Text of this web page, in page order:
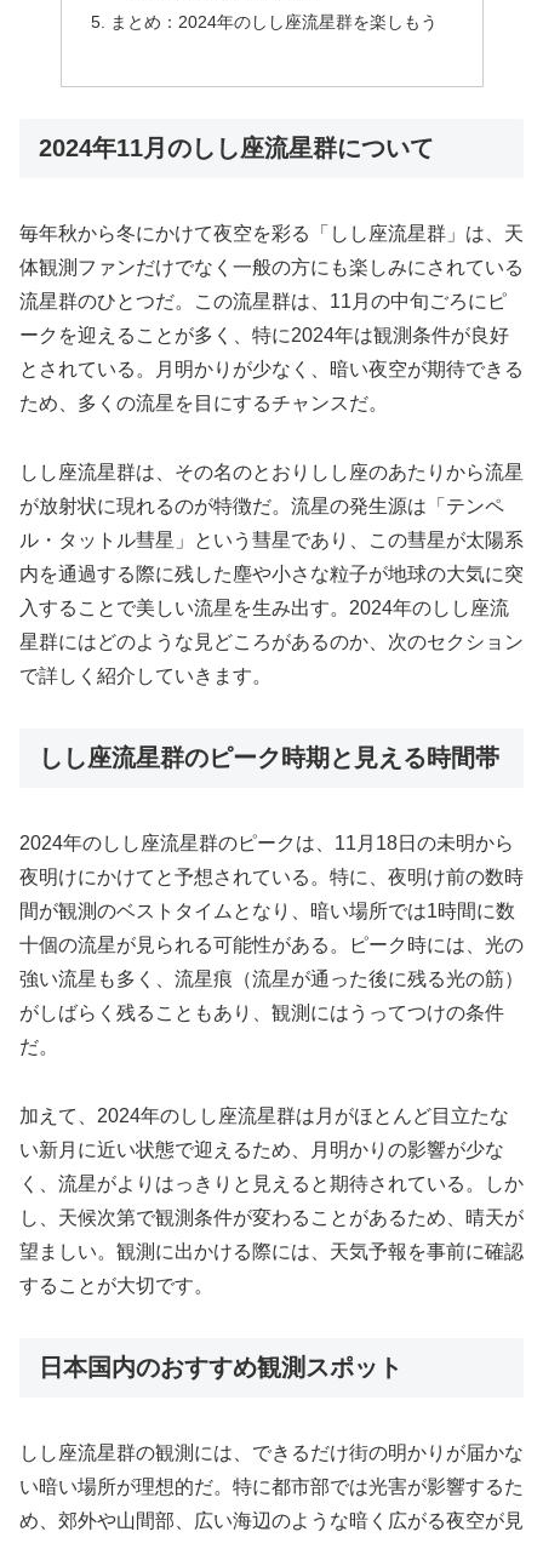
まとめ：2024年のしし座流星群を楽しもう
2024年11月のしし座流星群について
毎年秋から冬にかけて夜空を彩る「しし座流星群」は、天
体観測ファンだけでなく一般の方にも楽しみにされている
流星群のひとつだ。この流星群は、11月の中旬ごろにピ
ークを迎えることが多く、特に2024年は観測条件が良好
とされている。月明かりが少なく、暗い夜空が期待できる
ため、多くの流星を目にするチャンスだ。
しし座流星群は、その名のとおりしし座のあたりから流星
が放射状に現れるのが特徴だ。流星の発生源は「テンペ
ル・タットル彗星」という彗星であり、この彗星が太陽系
内を通過する際に残した塵や小さな粒子が地球の大気に突
入することで美しい流星を生み出す。2024年のしし座流
星群にはどのような見どころがあるのか、次のセクション
で詳しく紹介していきます。
しし座流星群のピーク時期と見える時間帯
2024年のしし座流星群のピークは、11月18日の未明から
夜明けにかけてと予想されている。特に、夜明け前の数時
間が観測のベストタイムとなり、暗い場所では1時間に数
十個の流星が見られる可能性がある。ピーク時には、光の
強い流星も多く、流星痕（流星が通った後に残る光の筋）
がしばらく残ることもあり、観測にはうってつけの条件
だ。
加えて、2024年のしし座流星群は月がほとんど目立たな
い新月に近い状態で迎えるため、月明かりの影響が少な
く、流星がよりはっきりと見えると期待されている。しか
し、天候次第で観測条件が変わることがあるため、晴天が
望ましい。観測に出かける際には、天気予報を事前に確認
することが大切です。
日本国内のおすすめ観測スポット
しし座流星群の観測には、できるだけ街の明かりが届かな
い暗い場所が理想的だ。特に都市部では光害が影響するた
め、郊外や山間部、広い海辺のような暗く広がる夜空が見